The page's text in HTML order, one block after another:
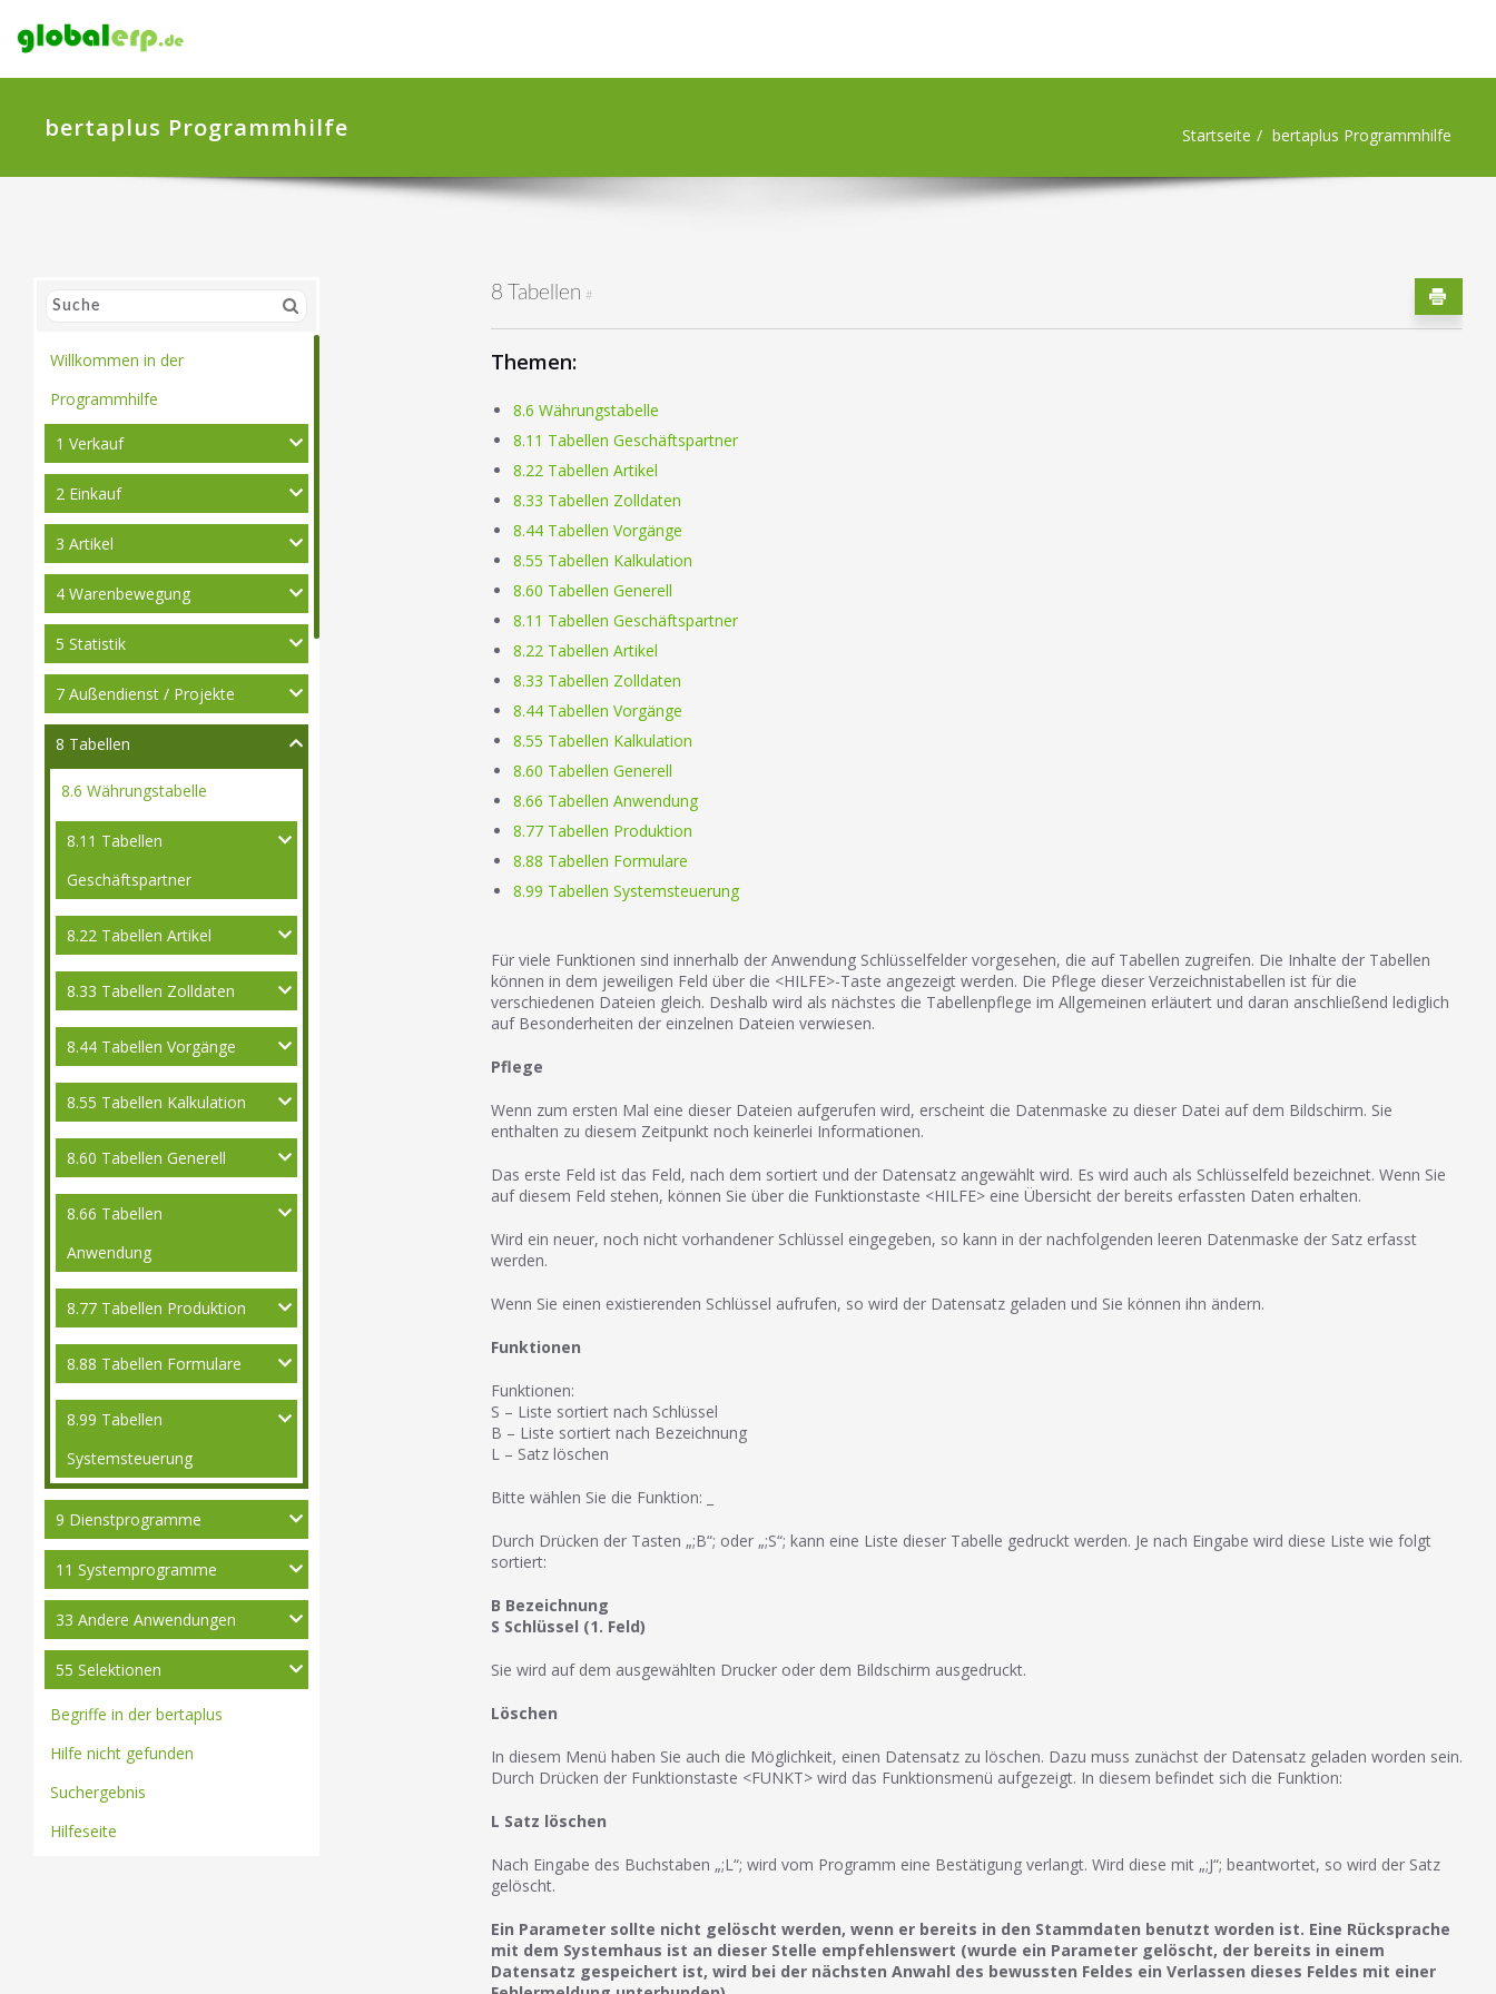
bertaplus Programmhilfe Startseite bertaplus Programmhilfe
Willkommen in der
Programmhilfe
1 Verkauf
2 Einkauf
3 Artikel
4 Warenbewegung
5 Statistik
7 Außendienst / Projekte
8 Tabellen
8.6 Währungstabelle
8.11 Tabellen
Geschäftspartner
8.22 Tabellen Artikel
8.33 Tabellen Zolldaten
8.44 Tabellen Vorgänge
8.55 Tabellen Kalkulation
8.60 Tabellen Generell
8.66 Tabellen
Anwendung
8.77 Tabellen Produktion
8.88 Tabellen Formulare
8.99 Tabellen
Systemsteuerung
9 Dienstprogramme
11 Systemprogramme
33 Andere Anwendungen
55 Selektionen
Begriffe in der bertaplus
Hilfe nicht gefunden
Suchergebnis
Hilfeseite
8 Tabellen #
Themen:
8.6 Währungstabelle
8.11 Tabellen Geschäftspartner
8.22 Tabellen Artikel
8.33 Tabellen Zolldaten
8.44 Tabellen Vorgänge
8.55 Tabellen Kalkulation
8.60 Tabellen Generell
8.11 Tabellen Geschäftspartner
8.22 Tabellen Artikel
8.33 Tabellen Zolldaten
8.44 Tabellen Vorgänge
8.55 Tabellen Kalkulation
8.60 Tabellen Generell
8.66 Tabellen Anwendung
8.77 Tabellen Produktion
8.88 Tabellen Formulare
8.99 Tabellen Systemsteuerung
Für viele Funktionen sind innerhalb der Anwendung Schlüsselfelder vorgesehen, die auf Tabellen zugreifen. Die Inhalte der Tabellen
können in dem jeweiligen Feld über die <HILFE>-Taste angezeigt werden. Die Pflege dieser Verzeichnistabellen ist für die
verschiedenen Dateien gleich. Deshalb wird als nächstes die Tabellenpflege im Allgemeinen erläutert und daran anschließend lediglich
auf Besonderheiten der einzelnen Dateien verwiesen.
Pflege
Wenn zum ersten Mal eine dieser Dateien aufgerufen wird, erscheint die Datenmaske zu dieser Datei auf dem Bildschirm. Sie
enthalten zu diesem Zeitpunkt noch keinerlei Informationen.
Das erste Feld ist das Feld, nach dem sortiert und der Datensatz angewählt wird. Es wird auch als Schlüsselfeld bezeichnet. Wenn Sie
auf diesem Feld stehen, können Sie über die Funktionstaste <HILFE> eine Übersicht der bereits erfassten Daten erhalten.
Wird ein neuer, noch nicht vorhandener Schlüssel eingegeben, so kann in der nachfolgenden leeren Datenmaske der Satz erfasst
werden.
Wenn Sie einen existierenden Schlüssel aufrufen, so wird der Datensatz geladen und Sie können ihn ändern.
Funktionen
Funktionen:
S – Liste sortiert nach Schlüssel
B – Liste sortiert nach Bezeichnung
L – Satz löschen
Bitte wählen Sie die Funktion: _
Durch Drücken der Tasten „;B“; oder „;S“; kann eine Liste dieser Tabelle gedruckt werden. Je nach Eingabe wird diese Liste wie folgt
sortiert:
B Bezeichnung
S Schlüssel (1. Feld)
Sie wird auf dem ausgewählten Drucker oder dem Bildschirm ausgedruckt.
Löschen
In diesem Menü haben Sie auch die Möglichkeit, einen Datensatz zu löschen. Dazu muss zunächst der Datensatz geladen worden sein.
Durch Drücken der Funktionstaste <FUNKT> wird das Funktionsmenü aufgezeigt. In diesem befindet sich die Funktion:
L Satz löschen
Nach Eingabe des Buchstaben „;L“; wird vom Programm eine Bestätigung verlangt. Wird diese mit „;J“; beantwortet, so wird der Satz
gelöscht.
Ein Parameter sollte nicht gelöscht werden, wenn er bereits in den Stammdaten benutzt worden ist. Eine Rücksprache
mit dem Systemhaus ist an dieser Stelle empfehlenswert (wurde ein Parameter gelöscht, der bereits in einem
Datensatz gespeichert ist, wird bei der nächsten Anwahl des bewussten Feldes ein Verlassen dieses Feldes mit einer